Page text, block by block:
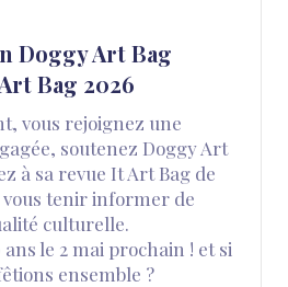
Doggy Art Bag
Bag 2026
vous rejoignez une
soutenez Doggy Art
à sa revue It Art Bag de
tenir informer de
culturelle.
le 2 mai prochain ! et si
ensemble ?